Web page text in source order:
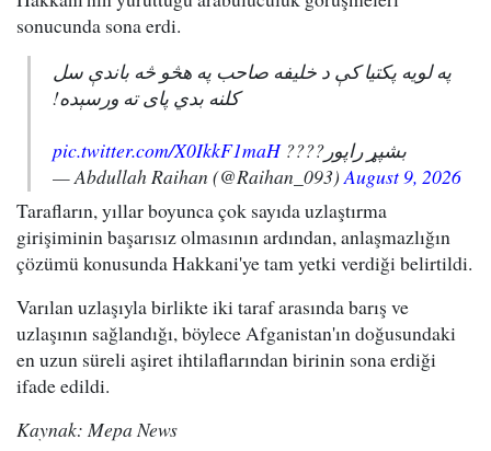
sonucunda sona erdi.
په لویه پکتیا کې د خلیفه صاحب په هڅو څه باندې سل
کلنه بدي پای ته ورسېده!
بشپړ راپور????pic.twitter.com/X0IkkF1maH
— Abdullah Raihan (@Raihan_093) August 9, 2026
Tarafların, yıllar boyunca çok sayıda uzlaştırma
girişiminin başarısız olmasının ardından, anlaşmazlığın
çözümü konusunda Hakkani'ye tam yetki verdiği belirtildi.
Varılan uzlaşıyla birlikte iki taraf arasında barış ve
uzlaşının sağlandığı, böylece Afganistan'ın doğusundaki
en uzun süreli aşiret ihtilaflarından birinin sona erdiği
ifade edildi.
Kaynak: Mepa News